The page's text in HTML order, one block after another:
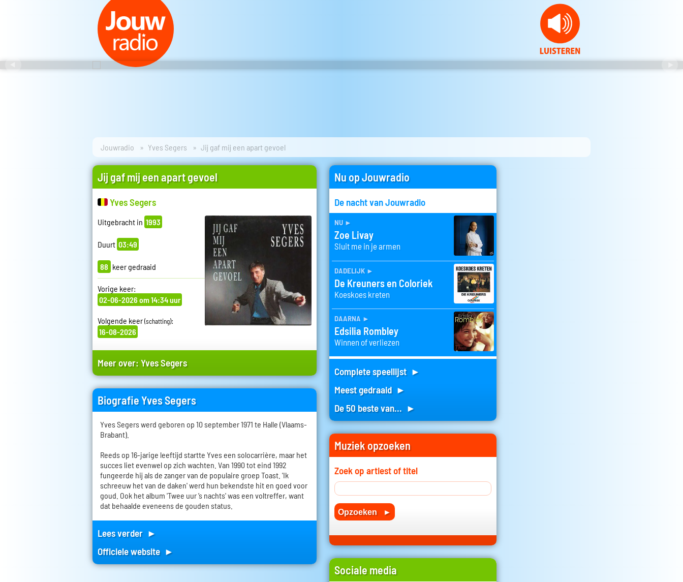
Jouwradio Yves Segers Jij gaf mij een apart gevoel
Jij gaf mij een apart gevoel
Yves Segers
Uitgebracht in 1993
Duurt 03:49
88 keer gedraaid
Vorige keer:
02-06-2026 om 14:34 uur
Volgende keer(schatting):
16-08-2026
Meer over:Yves Segers
Biografie Yves Segers
Yves Segers werd geboren op 10 september 1971 te Halle (Vlaams-
Brabant).
Reeds op 16-jarige leeftijd startte Yves een solocarrière, maar het
succes liet evenwel op zich wachten. Van 1990 tot eind 1992
fungeerde hij als de zanger van de populaire groep Toast. 'Ik
schreeuw het van de daken' werd hun bekendste hit en goed voor
goud. Ook het album 'Twee uur ’s nachts' was een voltreffer, want
dat behaalde eveneens de gouden status.
Lees verder ►
Officiele website ►
Nu op Jouwradio
De nacht van Jouwradio
nu ►
Zoe Livay
Sluit me in je armen
dadelijk ►
De Kreuners en Coloriek
Koeskoes kreten
daarna ►
Edsilia Rombley
Winnen of verliezen
Complete speellijst ►
Meest gedraaid ►
De 50 beste van... ►
Muziek opzoeken
Zoek op artiest of titel
Sociale media